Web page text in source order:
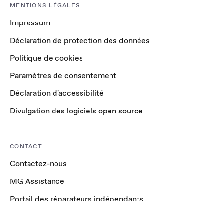
MENTIONS LÉGALES
Impressum
Déclaration de protection des données
Politique de cookies
Paramètres de consentement
Déclaration d'accessibilité
Divulgation des logiciels open source
CONTACT
Contactez-nous
MG Assistance
Portail des réparateurs indépendants